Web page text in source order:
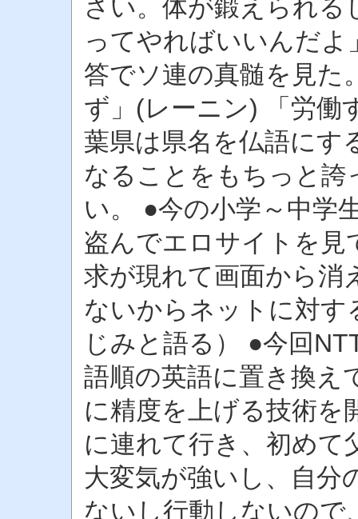
さい。体が鍛えられ
ってやればいいんだ
答でソ連の真髄を見た
ず」(レーニン) 「労働
葉県は県名を仏語にす
なることをもちっと
い。 ●今の小学～中学
盗んでエロサイトを見
求が現れて画面から消
ないからネットに対す
じみと語る） ●今回
語順の英語に置き換え
に精度を上げる技術を
に連れて行き、初めて
大変気が強いし、自分
ないし行動しないので